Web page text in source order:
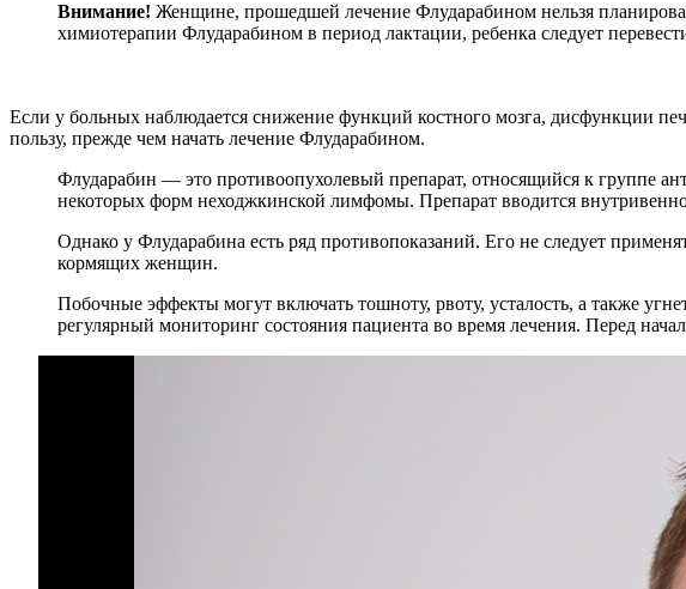
Внимание! Женщине, прошедшей лечение Флударабином нельзя
химиотерапии Флударабином в период лактации, ребенка следует
Если у больных наблюдается снижение функций костного мозга, дисфункции
пользу, прежде чем начать лечение Флударабином.
Флударабин — это противоопухолевый препарат, относящийся к группе
некоторых форм неходжкинской лимфомы. Препарат вводится внутривенно
Однако у Флударабина есть ряд противопоказаний. Его не следует
кормящих женщин.
Побочные эффекты могут включать тошноту, рвоту, усталость, а также
регулярный мониторинг состояния пациента во время лечения. Перед